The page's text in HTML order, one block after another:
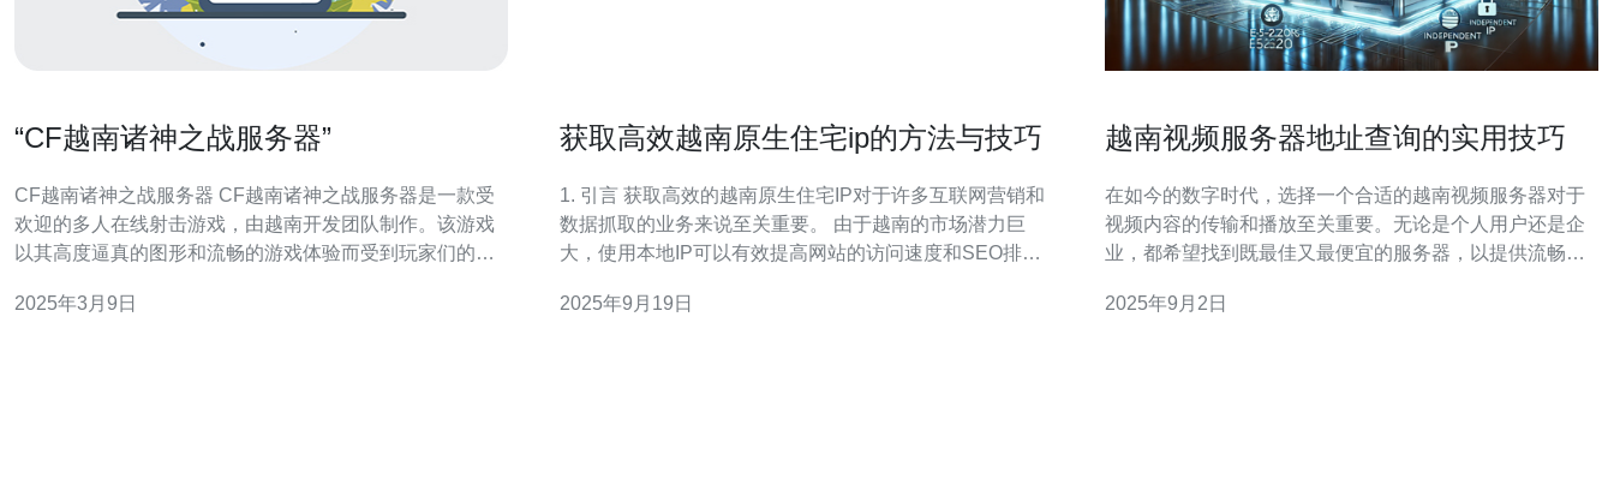
“CF越南诸神之战服务器”
CF越南诸神之战服务器 CF越南诸神之战服务器是一款受
欢迎的多人在线射击游戏，由越南开发团队制作。该游戏
以其高度逼真的图形和流畅的游戏体验而受到玩家们的喜
括团队竞技、单人模式和生存模式等。玩家可以选择不同
2025年3月9日
获取高效越南原生住宅ip的方法与技巧
1. 引言 获取高效的越南原生住宅IP对于许多互联网营销和
数据抓取的业务来说至关重要。 由于越南的市场潜力巨
大，使用本地IP可以有效提高网站的访问速度和SEO排
原生住宅IP。 2. 什么是越南原生住宅IP 越南原生住宅IP是
2025年9月19日
越南视频服务器地址查询的实用技巧
在如今的数字时代，选择一个合适的越南视频服务器对于
视频内容的传输和播放至关重要。无论是个人用户还是企
业，都希望找到既最佳又最便宜的服务器，以提供流畅的
如何进行服务器地址查询，并介绍一些实用的技巧，帮助
2025年9月2日